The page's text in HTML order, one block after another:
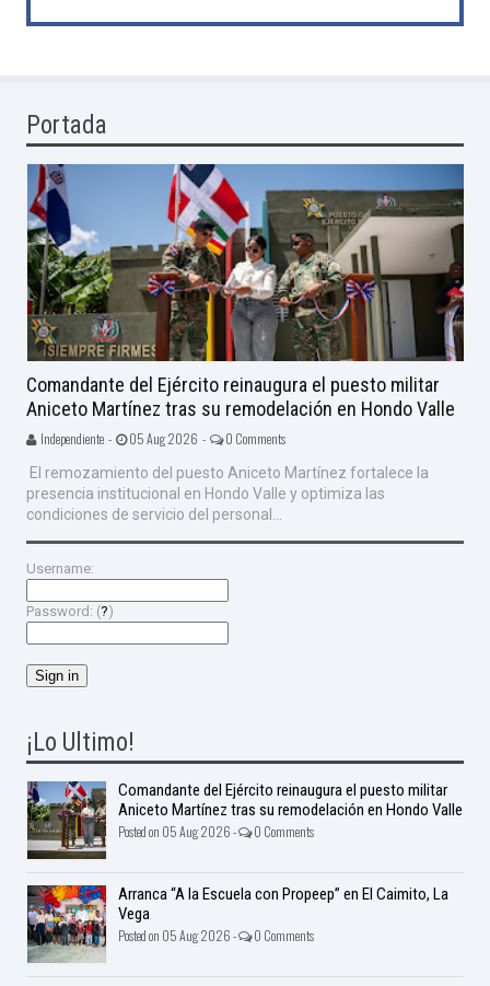
Portada
Comandante del Ejército reinaugura el puesto militar
Aniceto Martínez tras su remodelación en Hondo Valle
Independiente - 05 Aug 2026 - 0 Comments
El remozamiento del puesto Aniceto Martínez fortalece la
presencia institucional en Hondo Valle y optimiza las
condiciones de servicio del personal...
Username:
Password: (?)
¡Lo Ultimo!
Comandante del Ejército reinaugura el puesto militar
Aniceto Martínez tras su remodelación en Hondo Valle
Posted on 05 Aug 2026 - 0 Comments
Arranca “A la Escuela con Propeep” en El Caimito, La
Vega
Posted on 05 Aug 2026 - 0 Comments